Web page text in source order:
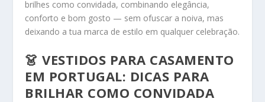
brilhes como convidada, combinando elegância,
conforto e bom gosto — sem ofuscar a noiva, mas
deixando a tua marca de estilo em qualquer celebração.
👗 VESTIDOS PARA CASAMENTO
EM PORTUGAL: DICAS PARA
BRILHAR COMO CONVIDADA